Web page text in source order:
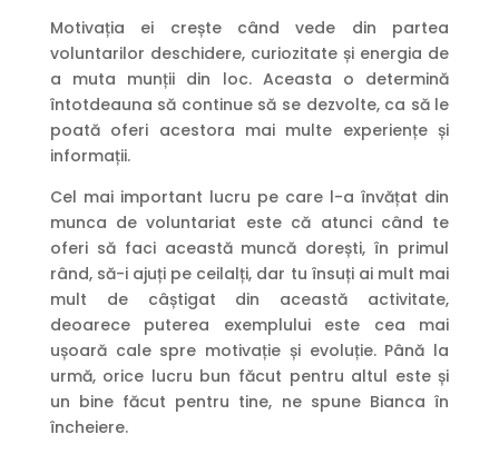
Motivația ei crește când vede din partea
voluntarilor deschidere, curiozitate și energia de
a muta munții din loc. Aceasta o determină
întotdeauna să continue să se dezvolte, ca să le
poată oferi acestora mai multe experiențe și
informații.
Cel mai important lucru pe care l-a învățat din
munca de voluntariat este că atunci când te
oferi să faci această muncă dorești, în primul
rând, să-i ajuți pe ceilalți, dar tu însuți ai mult mai
mult de câștigat din această activitate,
deoarece puterea exemplului este cea mai
ușoară cale spre motivație și evoluție. Până la
urmă, orice lucru bun făcut pentru altul este și
un bine făcut pentru tine, ne spune Bianca în
încheiere.